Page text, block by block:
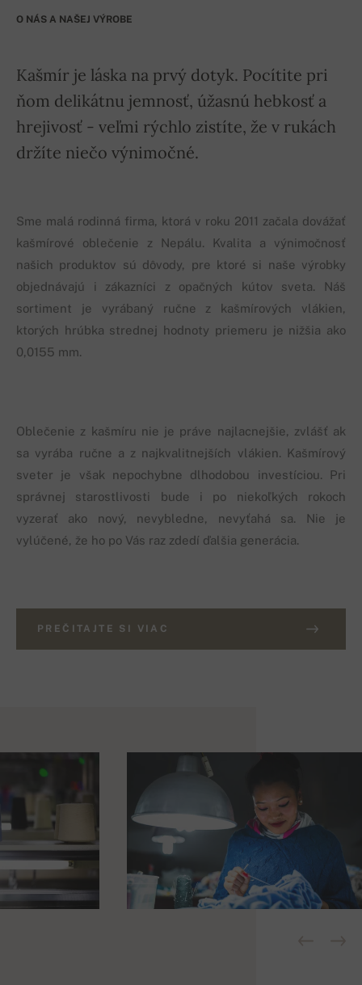
O NÁS A NAŠEJ VÝROBE
Kašmír je láska na prvý dotyk. Pocítite pri
ňom delikátnu jemnosť, úžasnú hebkosť a
hrejivosť - veľmi rýchlo zistíte, že v rukách
držíte niečo výnimočné.
Sme malá rodinná firma, ktorá v roku 2011 začala dovážať
kašmírové oblečenie z Nepálu. Kvalita a výnimočnosť
našich produktov sú dôvody, pre ktoré si naše výrobky
objednávajú i zákazníci z opačných kútov sveta. Náš
sortiment je vyrábaný ručne z kašmírových vlákien,
ktorých hrúbka strednej hodnoty priemeru je nižšia ako
0,0155 mm.
Oblečenie z kašmíru nie je práve najlacnejšie, zvlášť ak
sa vyrába ručne a z najkvalitnejších vlákien. Kašmírový
sveter je však nepochybne dlhodobou investíciou. Pri
správnej starostlivosti bude i po niekoľkých rokoch
vyzerať ako nový, nevybledne, nevyťahá sa. Nie je
vylúčené, že ho po Vás raz zdedí ďalšia generácia.
PREČITAJTE SI VIAC